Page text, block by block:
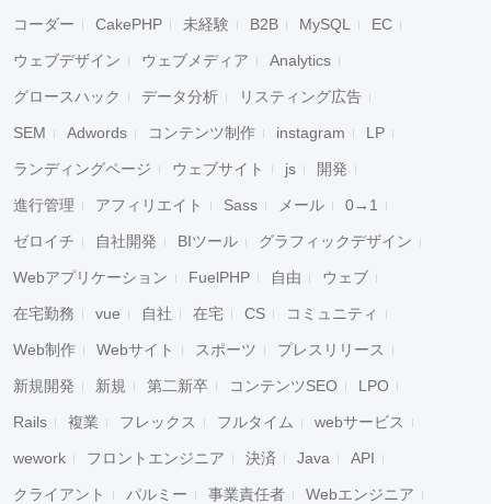
コーダー CakePHP 未経験 B2B MySQL EC
ウェブデザイン ウェブメディア Analytics
グロースハック データ分析 リスティング広告
SEM Adwords コンテンツ制作 instagram LP
ランディングページ ウェブサイト js 開発
進行管理 アフィリエイト Sass メール 0→1
ゼロイチ 自社開発 BIツール グラフィックデザイン
Webアプリケーション FuelPHP 自由 ウェブ
在宅勤務 vue 自社 在宅 CS コミュニティ
Web制作 Webサイト スポーツ プレスリリース
新規開発 新規 第二新卒 コンテンツSEO LPO
Rails 複業 フレックス フルタイム webサービス
wework フロントエンジニア 決済 Java API
クライアント パルミー 事業責任者 Webエンジニア